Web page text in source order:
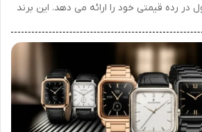
در رده قیمتی خود را ارائه می دهد. این برند